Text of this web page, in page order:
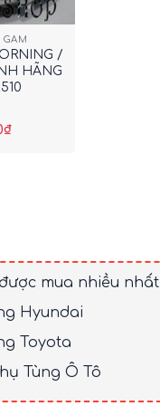
GẦM
/
HÃNG
₫
mua nhiều nhất
Hyundai
Toyota
Tùng Ô Tô